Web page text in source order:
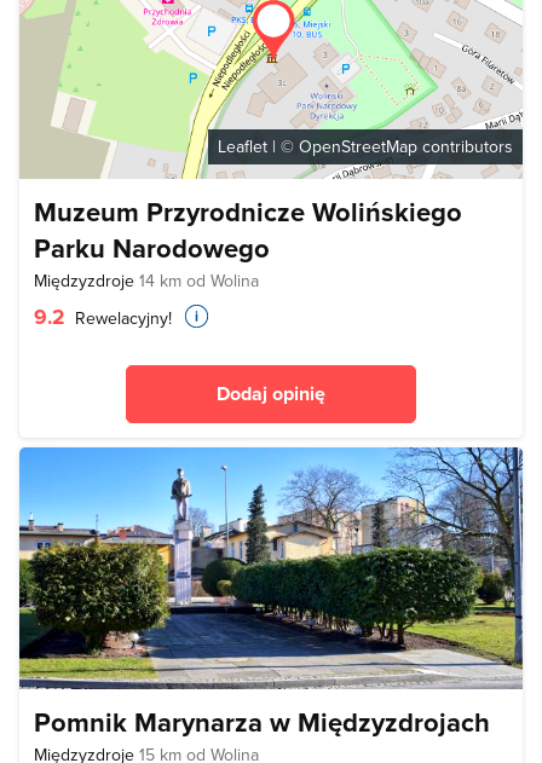
Leaflet | © OpenStreetMap contributors
Muzeum Przyrodnicze Wolińskiego
Parku Narodowego
Międzyzdroje 14 km od Wolina
9.2 Rewelacyjny!
Dodaj opinię
Pomnik Marynarza w Międzyzdrojach
Międzyzdroje 15 km od Wolina